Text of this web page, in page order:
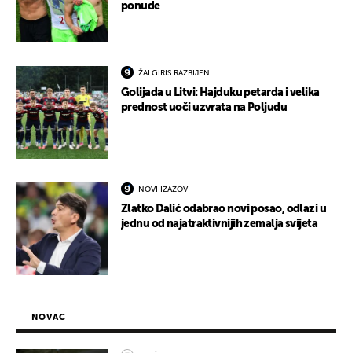
ponude
ŽALGIRIS RAZBIJEN
Golijada u Litvi: Hajduku petarda i velika
prednost uoči uzvrata na Poljudu
NOVI IZAZOV
Zlatko Dalić odabrao novi posao, odlazi u
jednu od najatraktivnijih zemalja svijeta
NOVAC